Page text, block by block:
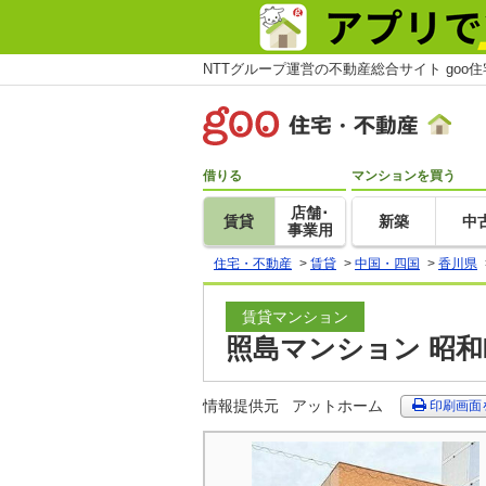
NTTグループ運営の不動産総合サイト goo
借りる
賃貸
店舗･
事業用
マンションを買う
新築 中
住宅・不動産 > 賃貸 > 中国・四国 > 香川県
賃貸マンション
照島マンション 昭
情報提供元 アットホーム 印刷画面